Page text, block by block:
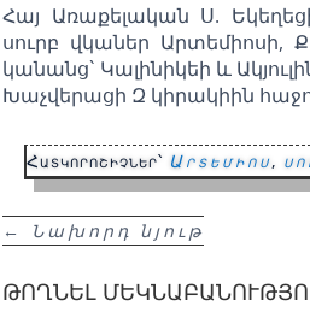
Հայ Առաքելական Ս.
սուրբ վկաներ Արտեմիոսի,
կանանց` Կալինիկեի և
Խաչվերացի Զ կիրակիին
Հատկորոշիչներ՝ Արտեմիոս,
← Նախորդ նյութ
ԹՈՂՆԵԼ